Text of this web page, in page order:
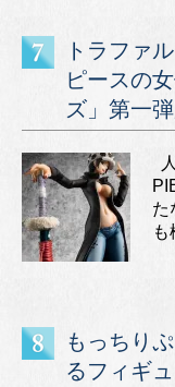
トラファ
ピースの
ズ」第一
た
もっちり
るフィギ